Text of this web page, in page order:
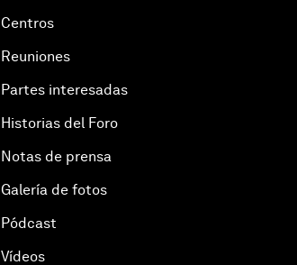
Centros
Reuniones
Partes interesadas
Historias del Foro
Notas de prensa
Galería de fotos
Pódcast
Vídeos